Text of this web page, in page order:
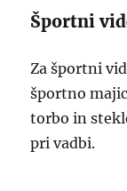
Športni
Za športni
športno
torbo in
pri vadbi.